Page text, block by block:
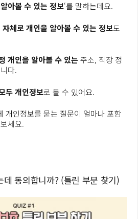
아볼 수 있는 정보‘를 말하는데요.
자체로 개인을 알아볼 수 있는 정보도
개인을 알아볼 수 있는 주소, 직장 정
다.
두 개인정보로 볼 수 있어요.
개인정보를 묻는 질문이 얼마나 포함
세요.
데 동의합니까? (틀린 부분 찾기)